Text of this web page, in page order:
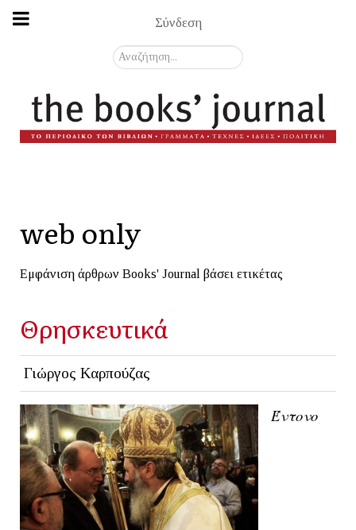
Σύνδεση
Αναζήτηση...
web only
Εμφάνιση άρθρων Books' Journal βάσει ετικέτας
Θρησκευτικά
Γιώργος Καρπούζας
Έντονο